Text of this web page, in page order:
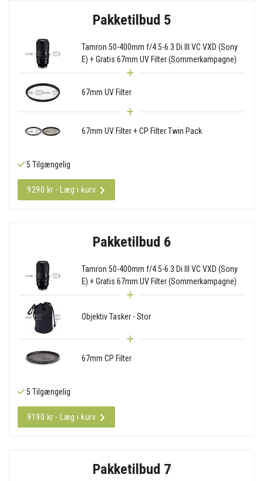
Pakketilbud 5
Tamron 50-400mm f/4.5-6.3 Di III VC VXD (Sony
E) + Gratis 67mm UV Filter (Sommerkampagne)
67mm UV Filter
67mm UV Filter + CP Filter Twin Pack
5 Tilgængelig
9290 kr - Læg i kurv
Pakketilbud 6
Tamron 50-400mm f/4.5-6.3 Di III VC VXD (Sony
E) + Gratis 67mm UV Filter (Sommerkampagne)
Objektiv Tasker - Stor
67mm CP Filter
5 Tilgængelig
9190 kr - Læg i kurv
Pakketilbud 7